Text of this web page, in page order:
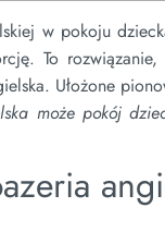
w pokoju
To
Ułożone
może pokój